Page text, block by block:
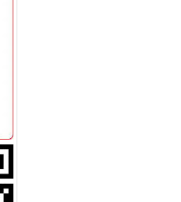
查询】__金蝶友商网
题新闻|华律网（）
发票有什么不同用途？_天涯问
专用发票-中公考研网
闻
书面资料_滚动新闻_中国网
狐网
网店质优价美